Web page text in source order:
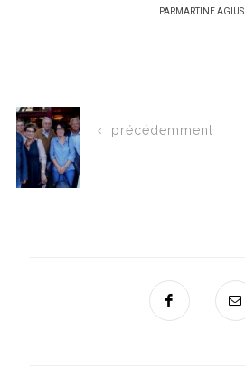
PARMARTINE AGIUS
précédemment